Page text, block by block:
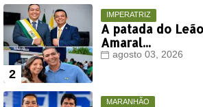
IMPERATRIZ
A patada do
Amaral...
agosto 03, 2026
MARANHÃO